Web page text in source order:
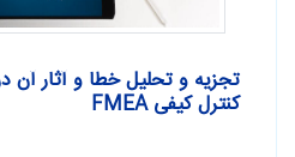
تجزیه و تحلیل خطا و آثار آن
کنترل کیفی FMEA